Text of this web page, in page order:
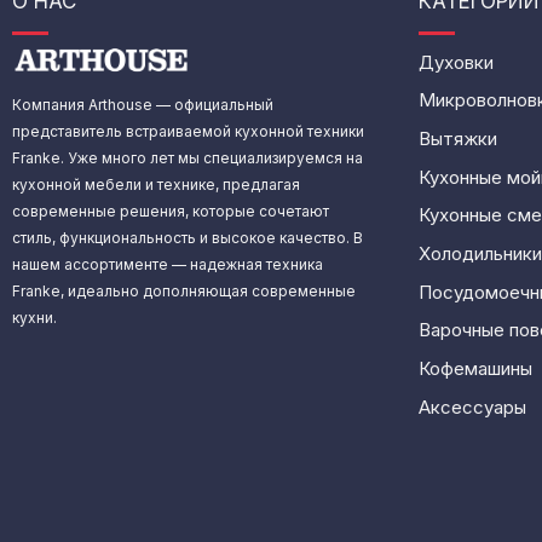
Компания Arthouse — официальный
представитель встраиваемой кухонной техники
Franke. Уже много лет мы специализируемся на
кухонной мебели и технике, предлагая
современные решения, которые сочетают
стиль, функциональность и высокое качество. В
нашем ассортименте — надежная техника
Franke, идеально дополняющая современные
кухни.
Духовки
Вытяжки
Кухонные
Кухонные
Холодильники
Варочные
Кофемашины
Аксессуары